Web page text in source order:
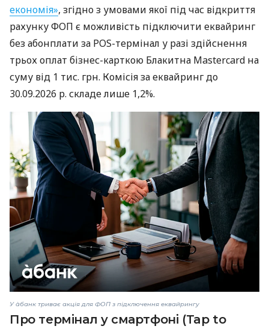
економія», згідно з умовами якої під час відкриття
рахунку ФОП є можливість підключити еквайринг
без абонплати за POS-термінал у разі здійснення
трьох оплат бізнес-карткою Блакитна Mastercard на
суму від 1 тис. грн. Комісія за еквайринг до
30.09.2026 р. складе лише 1,2%.
У àбанк триває акція для ФОП з підключення еквайрингу
Про термінал у смартфоні (Tap to